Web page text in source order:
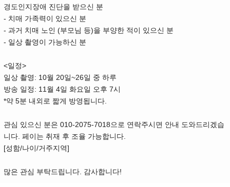
경도인지장애 진단을 받으신 분
- 치매 가족력이 있으신 분
- 과거 치매 노인 (부모님 등)을 부양한 적이 있으신 분
- 일상 촬영이 가능하신 분
<일정>
일상 촬영: 10월 20일~26일 중 하루
방송 일정: 11월 4일 화요일 오후 7시
*약 5분 내외로 짧게 방영됩니다.
관심 있으신 분은 010-2075-7018으로 연락주시면 안내 도와드리겠습
니다. 페이는 취재 후 조율 가능합니다.
[성함/나이/거주지역]
많은 관심 부탁드립니다. 감사합니다!